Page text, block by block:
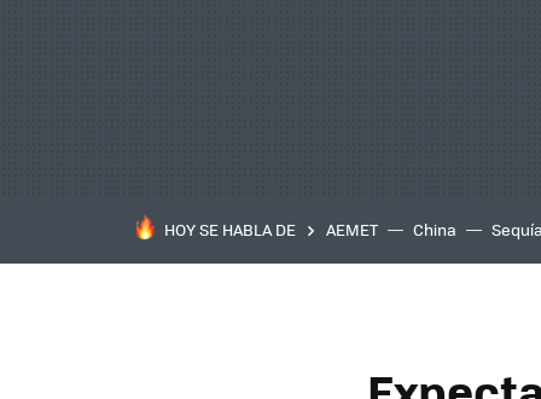
HOY SE HABLA DE AEMET China Sequía